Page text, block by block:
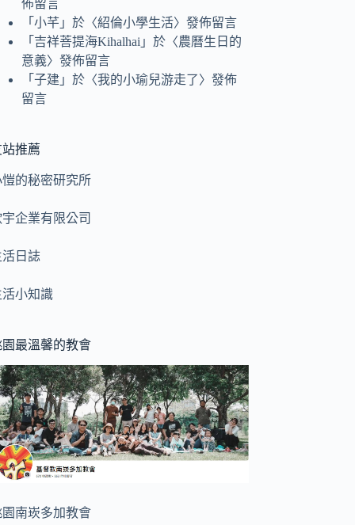
佈留言
「小芊 」於〈紹倫小學生活〉發佈留言
「 吉祥菩提海Kihalhai 」於〈農曆生日的
意義〉發佈留言
「子建 」於〈我的小瑜兒游走了〉發佈
留言
站推薦
愷的秘密研究所
企業有限公司
活日誌
活小知識
園最溫馨的教會
園南崁多加教會